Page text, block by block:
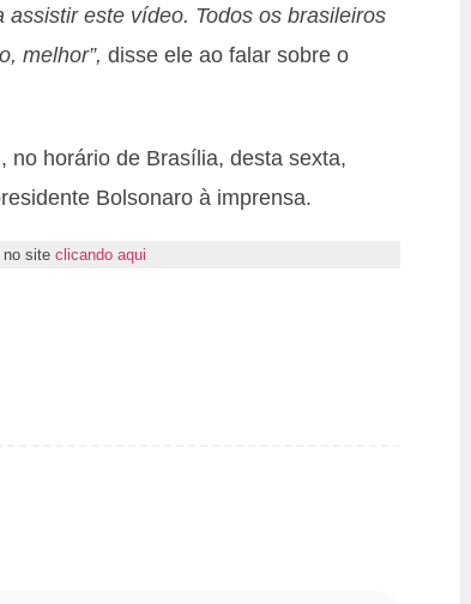
este vídeo. Todos os brasileiros
melhor”, disse ele ao falar sobre o
no horário de Brasília, desta sexta,
Bolsonaro à imprensa.
no site clicando aqui